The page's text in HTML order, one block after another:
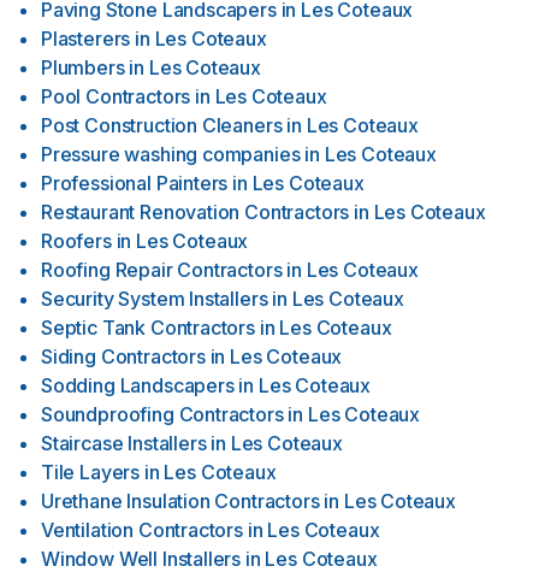
Paving Stone Landscapers in Les Coteaux
Plasterers in Les Coteaux
Plumbers in Les Coteaux
Pool Contractors in Les Coteaux
Post Construction Cleaners in Les Coteaux
Pressure washing companies in Les Coteaux
Professional Painters in Les Coteaux
Restaurant Renovation Contractors in Les Coteaux
Roofers in Les Coteaux
Roofing Repair Contractors in Les Coteaux
Security System Installers in Les Coteaux
Septic Tank Contractors in Les Coteaux
Siding Contractors in Les Coteaux
Sodding Landscapers in Les Coteaux
Soundproofing Contractors in Les Coteaux
Staircase Installers in Les Coteaux
Tile Layers in Les Coteaux
Urethane Insulation Contractors in Les Coteaux
Ventilation Contractors in Les Coteaux
Window Well Installers in Les Coteaux